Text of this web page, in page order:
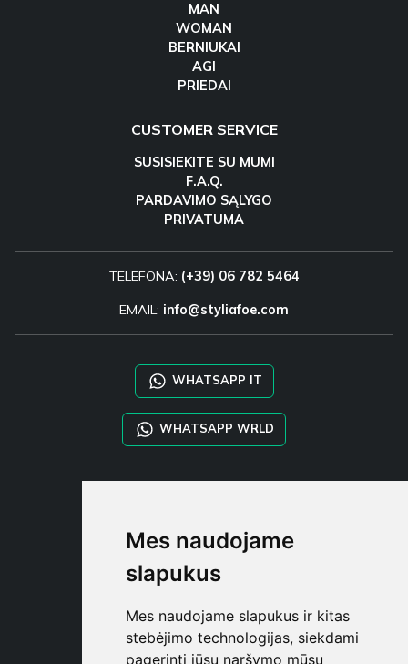
Mes naudojame
slapukus
Mes naudojame slapukus ir kitas
stebėjimo technologijas, siekdami
pagerinti jūsų naršymo mūsų
MAN
WOMAN
BERNIUKAI
AGI
PRIEDAI
CUSTOMER SERVICE
SUSISIEKITE SU MUMI
F.A.Q.
PARDAVIMO SĄLYGO
PRIVATUMA
TELEFONA: (+39) 06 782 5464
EMAIL: info@styliafoe.com
WHATSAPP IT
WHATSAPP WRLD
TAYLOR MADE ORDERS
REGISTRUOT
PRISIJUNGT